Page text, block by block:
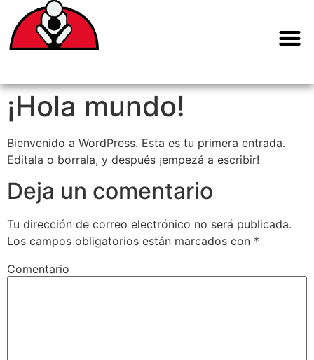
¡Hola mundo!
Bienvenido a WordPress. Esta es tu primera entrada.
Editala o borrala, y después ¡empezá a escribir!
Deja un comentario
Tu dirección de correo electrónico no será publicada.
Los campos obligatorios están marcados con *
Comentario